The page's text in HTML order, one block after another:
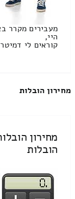
מעבירים מקרר
היי,
קוראים לי
מחירון הובלות
מחירון
הובלות